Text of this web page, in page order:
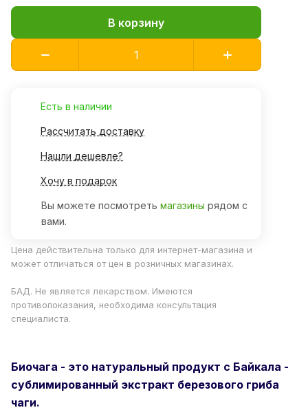
В корзину
Есть в наличии
Рассчитать доставку
Нашли дешевле?
Хочу в подарок
Вы можете посмотреть магазины рядом с
вами.
Цена действительна только для интернет-магазина и
может отличаться от цен в розничных магазинах.
БАД. Не является лекарством. Имеются
противопоказания, необходима консультация
специалиста.
Биочага - это натуральный продукт с Байкала -
сублимированный экстракт березового гриба
чаги.